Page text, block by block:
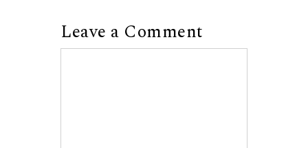
Leave a Comment